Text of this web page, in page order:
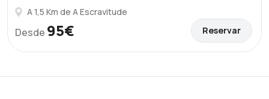
A 1,5 Km de A Escravitude
Desde 95€ Reservar